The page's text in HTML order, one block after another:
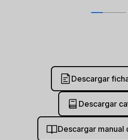
Descargar
Descargar
Descargar manual